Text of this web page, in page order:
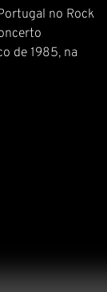
no Rock
de 1985, na